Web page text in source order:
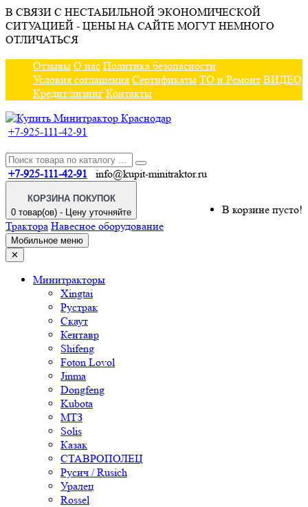
В СВЯЗИ С НЕСТАБИЛЬНОЙ ЭКОНОМИЧЕСКОЙ
СИТУАЦИЕЙ - ЦЕНЫ НА САЙТЕ МОГУТ НЕМНОГО
ОТЛИЧАТЬСЯ
Отзывы О нас Политика безопасности
Условия соглашения Сертификаты ТО и Ремонт ВИДЕО
Кредит/лизинг Контакты
+7-925-111-42-91
+7-925-111-42-91 info@kupit-minitraktor.ru
КОРЗИНА ПОКУПОК
0 товар(ов) - Цену уточняйте
В корзине пусто!
Трактора Навесное оборудование
Мобильное меню
✕
Минитракторы
Xingtai
Рустрак
Скаут
Кентавр
Shifeng
Foton Lovol
Jinma
Dongfeng
Kubota
МТЗ
Solis
Казак
СТАВРОПОЛЕЦ
Русич / Rusich
Уралец
Rossel